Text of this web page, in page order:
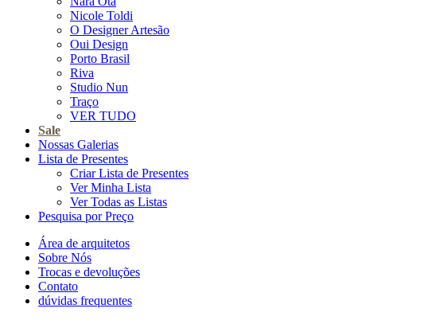
Nicole Toldi
O Designer Artesão
Oui Design
Porto Brasil
Riva
Studio Nun
Traço
VER TUDO
Sale
Nossas Galerias
Lista de Presentes
Criar Lista de Presentes
Ver Minha Lista
Ver Todas as Listas
Pesquisa por Preço
Área de arquitetos
Sobre Nós
Trocas e devoluções
Contato
dúvidas frequentes